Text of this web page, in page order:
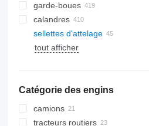
garde-boues
calandres
sellettes d'attelage
tout afficher
Catégorie des engins
camions
tracteurs routiers